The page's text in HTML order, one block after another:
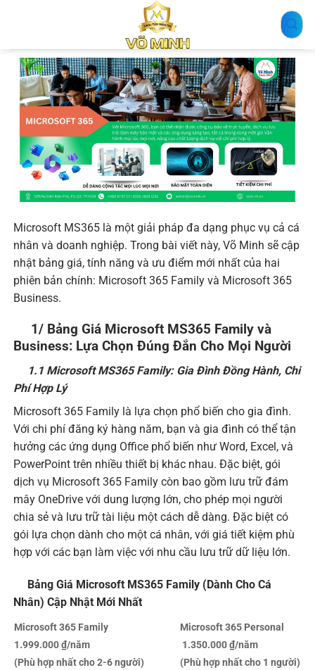
dung
Microsoft MS365 là một giải pháp đa dạng phục vụ cả cá
nhân và doanh nghiệp. Trong bài viết này, Võ Minh sẽ cập
nhật bảng giá, tính năng và ưu điểm mới nhất của hai
phiên bản chính: Microsoft 365 Family và Microsoft 365
Business.
1/ Bảng Giá Microsoft MS365 Family và
Business: Lựa Chọn Đúng Đắn Cho Mọi Người
1.1 Microsoft MS365 Family: Gia Đình Đồng Hành, Chi
Phí Hợp Lý
Microsoft 365 Family là lựa chọn phổ biến cho gia đình.
Với chi phí đăng ký hàng năm, bạn và gia đình có thể tận
hưởng các ứng dụng Office phổ biến như Word, Excel, và
PowerPoint trên nhiều thiết bị khác nhau. Đặc biệt, gói
dịch vụ Microsoft 365 Family còn bao gồm lưu trữ đám
mây OneDrive với dung lượng lớn, cho phép mọi người
chia sẻ và lưu trữ tài liệu một cách dễ dàng. Đặc biệt có
gói lựa chọn dành cho một cá nhân, với giá tiết kiệm phù
hợp với các bạn làm việc với nhu cầu lưu trữ dữ liệu lớn.
Bảng Giá Microsoft MS365 Family (Dành Cho Cá
Nhân) Cập Nhật Mới Nhất
Microsoft 365 Family
1.999.000 ₫/năm
(Phù hợp nhất cho 2-6 người)
Microsoft 365 Personal
1.350.000 ₫/năm
(Phù hợp nhất cho 1 người)